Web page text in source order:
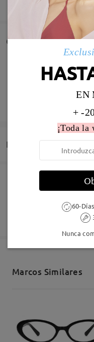
Comentarios de
Comparta su
Entrega
Llegado
Revestimiento
60 días de garantía
Garantía de 365 días
Marcos Similares
EN
+ -
¡Toda la
60-
Nunca